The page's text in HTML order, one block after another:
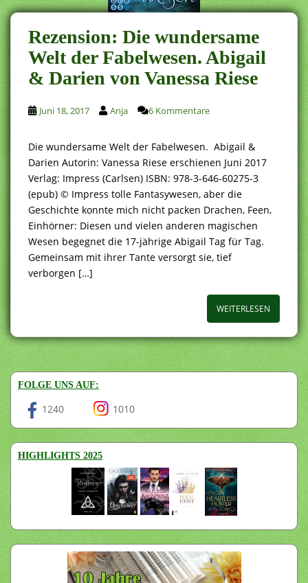
Rezension: Die wundersame
Welt der Fabelwesen. Abigail
& Darien von Vanessa Riese
Juni 18, 2017 Anja 6 Kommentare
Die wundersame Welt der Fabelwesen. Abigail &
Darien Autorin: Vanessa Riese erschienen Juni 2017
Verlag: Impress (Carlsen) ISBN: 978-3-646-60275-3
(epub) © Impress tolle Fantasywesen, aber die
Geschichte konnte mich nicht packen Drachen, Feen,
Einhörner: Diesen und vielen anderen magischen
Wesen begegnet die 17-jährige Abigail Tag für Tag.
Gemeinsam mit ihrer Tante versorgt sie, tief
verborgen […]
WEITERLESEN
FOLGE UNS AUF:
1240 1010
HIGHLIGHTS 2025